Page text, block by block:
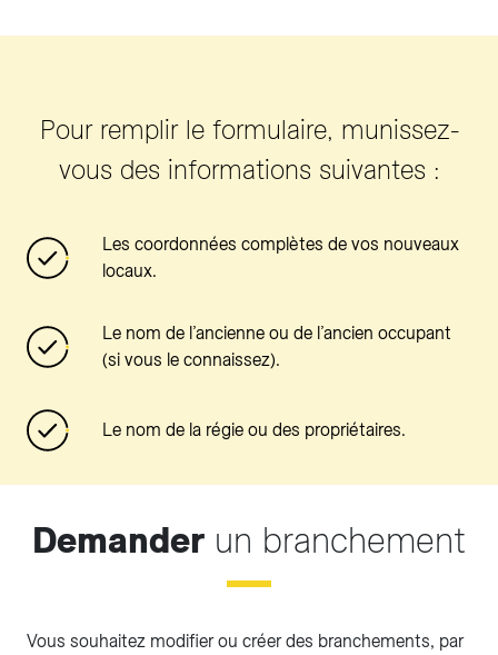
Pour remplir le formulaire, munissez-
vous des informations suivantes :
Les coordonnées complètes de vos nouveaux
locaux.
Le nom de l’ancienne ou de l’ancien occupant
(si vous le connaissez).
Le nom de la régie ou des propriétaires.
Demander un branchement
Vous souhaitez modifier ou créer des branchements, par